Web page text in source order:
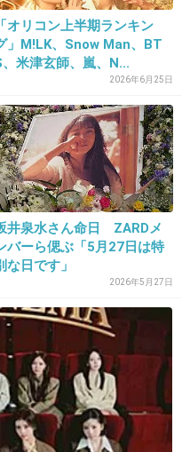
人多いけど
リにしてないよね
+17 -3
っぱり名曲多い
ゃないんだなーっ
の世界観でグッと引
はゴロゴロいるも
「オリコン上半期ランキン
」M!LK、Snow Man、BT
、米津玄師、嵐、N...
2026年6月25日
井泉水さん命日 ZARDメ
バーら偲ぶ「5月27日は特
な日です」
2026年5月27日